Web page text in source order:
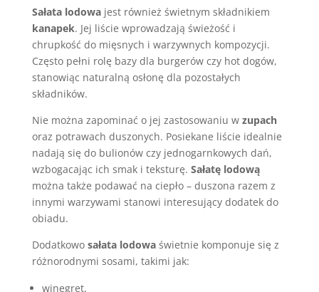
Sałata lodowajest również świetnym składnikiem
kanapek. Jej liście wprowadzają świeżość i
chrupkość do mięsnych i warzywnych kompozycji.
Często pełni rolę bazy dla burgerów czy hot dogów,
stanowiąc naturalną osłonę dla pozostałych
składników.
Nie można zapominać o jej zastosowaniu w zupach
oraz potrawach duszonych. Posiekane liście idealnie
nadają się do bulionów czy jednogarnkowych dań,
wzbogacając ich smak i teksturę. Sałatę lodową
można także podawać na ciepło – duszona razem z
innymi warzywami stanowi interesujący dodatek do
obiadu.
Dodatkowo sałata lodowaświetnie komponuje się z
różnorodnymi sosami, takimi jak:
winegret,